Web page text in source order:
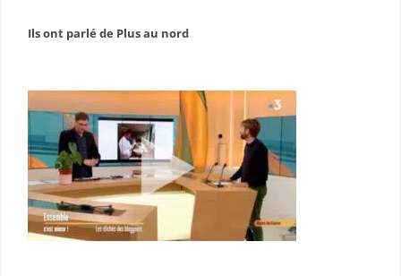
Ils ont parlé de Plus au nord